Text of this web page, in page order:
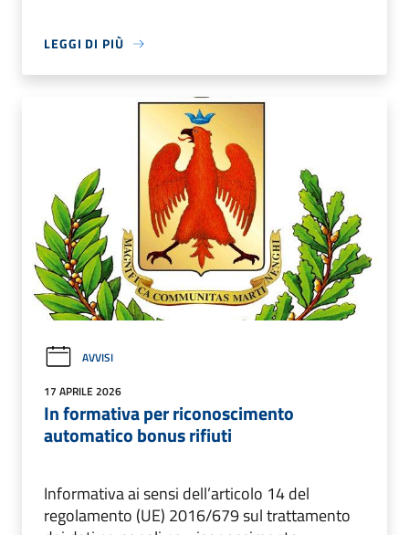
LEGGI DI PIÙ
AVVISI
17 APRILE 2026
In formativa per riconoscimento
automatico bonus rifiuti
Informativa ai sensi dell’articolo 14 del
regolamento (UE) 2016/679 sul trattamento